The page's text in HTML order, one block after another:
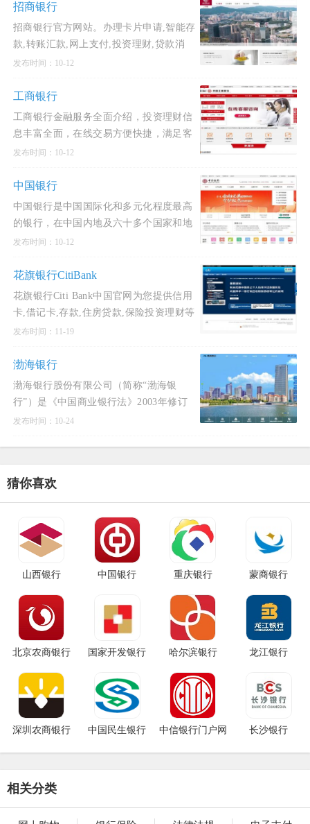
招商银行
招商银行官方网站。办理卡片申请,智能存
款,转账汇款,网上支付,投资理财,贷款消
费,信用卡还款,生活缴费,外汇买卖,实时利
受一站式综
发布时间：10-12
工商银行
工商银行金融服务全面介绍，投资理财信
息丰富全面，在线交易方便快捷，满足客
户专业化、多元化、人性化的金融服务需
动于一体综合性金融服务平
发布时间：10-12
中国银行
中国银行是中国国际化和多元化程度最高
的银行，在中国内地及六十多个国家和地
区为客户提供全面的金融服务。主要经营
融市场业务，并通过附属
发布时间：10-12
花旗银行CitiBank
花旗银行Citi Bank中国官网为您提供信用
卡,借记卡,存款,住房贷款,保险投资理财等
环球银行金融服务,诚邀您的关注.花旗集
其在提供跨境服
发布时间：11-19
渤海银行
渤海银行股份有限公司（简称“渤海银
行”）是《中国商业银行法》2003年修订
以来，唯一一家全新成立的全国性股份制
发布时间：10-24
猜你喜欢
山西银行 中国银行 重庆银行 蒙商银行
北京农商银行 国家开发银行 哈尔滨银行 龙江银行
深圳农商银行 中国民生银行
中信银行门户网
长沙银行
相关分类